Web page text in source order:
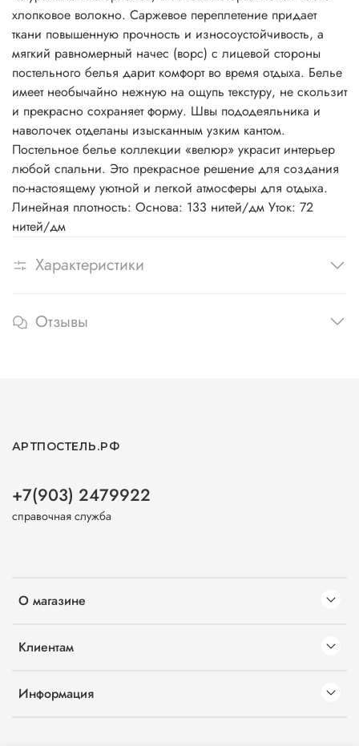
хлопковое волокно. Саржевое переплетение придает
ткани повышенную прочность и износоустойчивость, а
мягкий равномерный начес (ворс) с лицевой стороны
постельного белья дарит комфорт во время отдыха. Белье
имеет необычайно нежную на ощупь текстуру, не скользит
и прекрасно сохраняет форму. Швы пододеяльника и
наволочек отделаны изысканным узким кантом.
Постельное белье коллекции «велюр» украсит интерьер
любой спальни. Это прекрасное решение для создания
по-настоящему уютной и легкой атмосферы для отдыха.
Линейная плотность: Основа: 133 нитей/дм Уток: 72
нитей/дм
Характеристики
Отзывы
О магазине
Клиентам
Информация
АРТПОСТЕЛЬ.РФ
+7(903) 2479922
справочная служба